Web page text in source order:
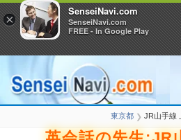
東京都 ❯ JR山手線
×
SenseiNavi.com
SenseiNavi.com
FREE - In Google Play
×
SenseiNavi.com
SenseiNavi.com
FREE - In Google Play